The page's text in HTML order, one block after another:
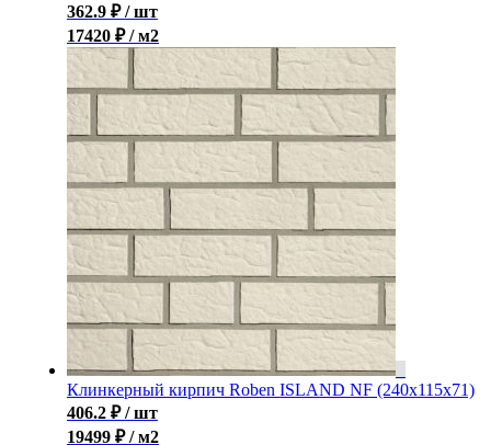
362.9 ₽ / шт
17420 ₽ / м2
Клинкерный кирпич Roben ISLAND NF (240x115x71)
406.2 ₽ / шт
19499 ₽ / м2